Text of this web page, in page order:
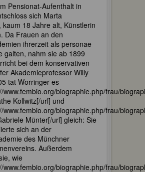
Pensionat-Aufenthalt in
sich Marta
kaum 18 Jahre alt, Künstlerin
Da Frauen an den
ihrerzeit als personae
galten, nahm sie ab 1899
bei dem konservativen
Akademieprofessor Willy
tat Worringer es
www.fembio.org/biographie.php/frau/
Kollwitz[/url] und
www.fembio.org/biographie.php/frau/
Münter[/url] gleich: Sie
sich an der
des Münchner
Außerdem
wie
www.fembio.org/biographie.php/frau/